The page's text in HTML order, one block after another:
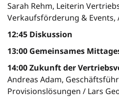
Sarah Rehm, Leiterin
Verkaufsförderung & Events,
12:45 Diskussion
13:00 Gemeinsames
14:00 Zukunft der
Andreas Adam,
Provisionslösungen / Lars